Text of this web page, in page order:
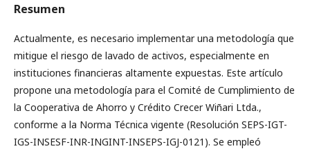
Resumen
Actualmente, es necesario implementar una metodología que
mitigue el riesgo de lavado de activos, especialmente en
instituciones financieras altamente expuestas. Este artículo
propone una metodología para el Comité de Cumplimiento de
la Cooperativa de Ahorro y Crédito Crecer Wiñari Ltda.,
conforme a la Norma Técnica vigente (Resolución SEPS-IGT-
IGS-INSESF-INR-INGINT-INSEPS-IGJ-0121). Se empleó